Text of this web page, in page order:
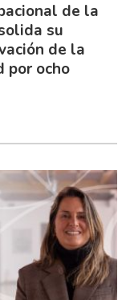
de la
su
de la
por ocho